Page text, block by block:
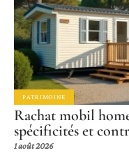
PATRIMOINE
Rachat mobil
spécificités et
1 août 2026